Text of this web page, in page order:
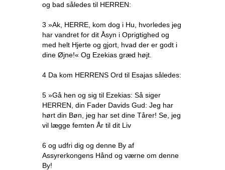
og bad således til HERREN:
3 »Ak, HERRE, kom dog i Hu, hvorledes jeg
har vandret for dit Åsyn i Oprigtighed og
med helt Hjerte og gjort, hvad der er godt i
dine Øjne!« Og Ezekias græd højt.
4 Da kom HERRENS Ord til Esajas således:
5 »Gå hen og sig til Ezekias: Så siger
HERREN, din Fader Davids Gud: Jeg har
hørt din Bøn, jeg har set dine Tårer! Se, jeg
vil lægge femten År til dit Liv
6 og udfri dig og denne By af
Assyrerkongens Hånd og værne om denne
By!